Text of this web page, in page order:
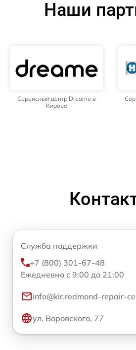
Наши
Сервисный центр Dreame в
Кирове
Служба поддержки
+7 (800) 301-67-48
Ежедневно с 9:00 до 21:00
info@kir.redmond-repair-
ул. Воровского, 77